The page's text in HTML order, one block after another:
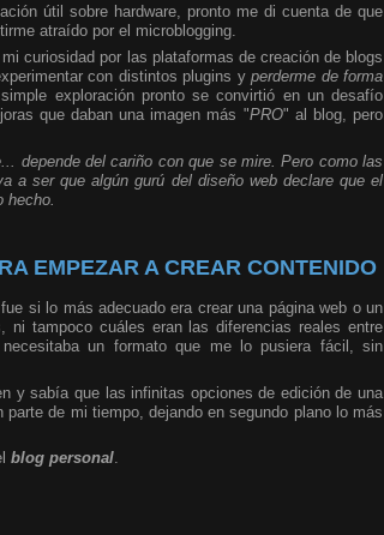
útil sobre hardware, pronto me di cuenta de que
atraído por el microblogging.
curiosidad por las plataformas de creación de blogs
con distintos plugins yperderme de forma
exploración pronto se convirtió en un desafío
que daban una imagen más "PRO" al blog, pero
depende del cariño con que se mire. Pero como las
a ser que algún gurú del diseño web declare que el
hecho.
EMPEZAR A CREAR CONTENIDO
si lo más adecuado era crear una página web o un
tampoco cuáles eran las diferencias reales entre
un formato que me lo pusiera fácil, sin
y sabía que las infinitas opciones de edición de una
de mi tiempo, dejando en segundo plano lo más
blog personal.